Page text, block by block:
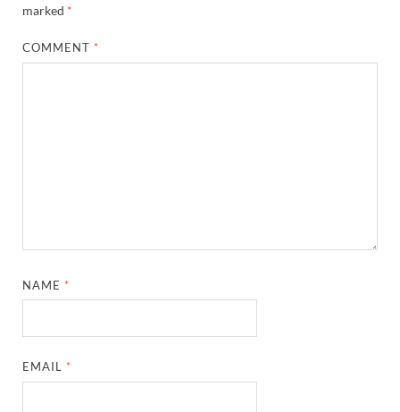
marked *
COMMENT *
NAME *
EMAIL *